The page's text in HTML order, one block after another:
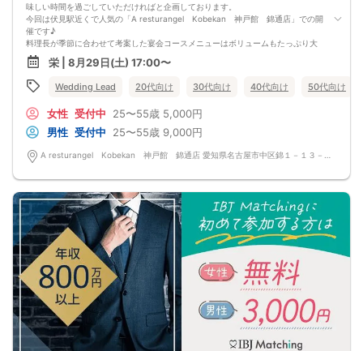
味しい時間を過ごしていただければと企画しております。
今回は伏見駅近くで人気の「A resturangel Kobekan 神戸館 錦通店」での開
催です♪
料理長が季節に合わせて考案した宴会コースメニューはボリュームもたっぷり大
満足♪アルコールドリンクありの飲み放題付きパーティーで、出会いを楽しみしょ
う♡
ちょっと贅沢なビュッフェを食べながら、まったりと会話タイムをお楽しみいた
だければと思います。
最少催行人員 8対8
＊キャンセル料は３日前12時より100％発生します。
栄 | 8月29日(土) 17:00〜
Wedding Lead 20代向け 30代向け 40代向け 50代向け
女性 受付中 25〜55歳 5,000円
男性 受付中 25〜55歳 9,000円